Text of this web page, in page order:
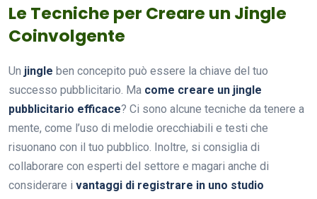
Le Tecniche per Creare un Jingle
Coinvolgente
Un jingle ben concepito può essere la chiave del tuo
successo pubblicitario. Ma come creare un jingle
pubblicitario efficace? Ci sono alcune tecniche da tenere a
mente, come l’uso di melodie orecchiabili e testi che
risuonano con il tuo pubblico. Inoltre, si consiglia di
collaborare con esperti del settore e magari anche di
considerare i vantaggi di registrare in uno studio